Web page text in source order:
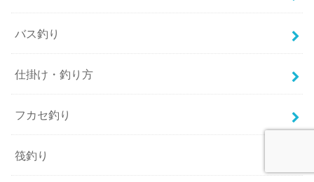
バス釣り
仕掛け・釣り方
フカセ釣り
筏釣り